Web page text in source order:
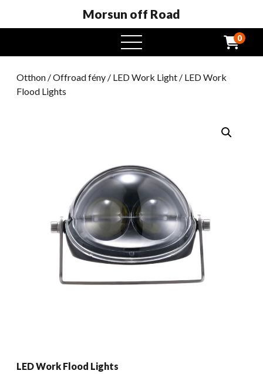
Morsun off Road
Nyissa
meg
menüt
0
Otthon /Offroad fény / LED Work Light / LED Work
Flood Lights
LED Work Flood Lights